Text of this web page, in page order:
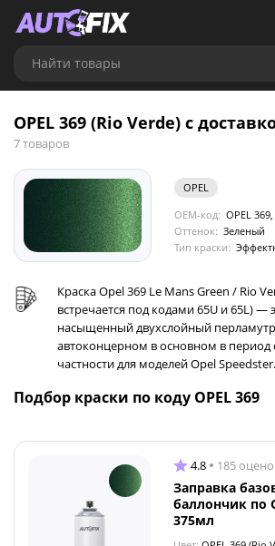
Найти товары
OPEL 369 (Rio Verde) с
7 товаров
OPEL
OEM-код: OPEL
Оттенок: Зеленый
Тип краски:
Краска Opel 369 Le Mans Green / Rio
встречается под кодами 65U и 65L) —
насыщенный двухслойный
автоконцерном в основном в период
частности для моделей Opel Speedster.
Подбор краски по коду OPEL 369
4.8 185
Заправка
баллончик по
375мл